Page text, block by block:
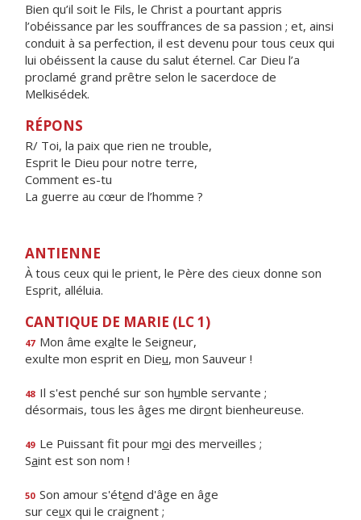
Bien qu’il soit le Fils, le Christ a pourtant appris
l’obéissance par les souffrances de sa passion ; et, ainsi
conduit à sa perfection, il est devenu pour tous ceux qui
lui obéissent la cause du salut éternel. Car Dieu l’a
proclamé grand prêtre selon le sacerdoce de
Melkisédek.
RÉPONS
R/ Toi, la paix que rien ne trouble,
Esprit le Dieu pour notre terre,
Comment es-tu
La guerre au cœur de l’homme ?
ANTIENNE
À tous ceux qui le prient, le Père des cieux donne son
Esprit, alléluia.
CANTIQUE DE MARIE (LC 1)
47 Mon âme exalte le Seigneur,
exulte mon esprit en Dieu, mon Sauveur !
48 Il s'est penché sur son humble servante ;
désormais, tous les âges me diront bienheureuse.
49 Le Puissant fit pour moi des merveilles ;
Saint est son nom !
50 Son amour s'étend d'âge en âge
sur ceux qui le craignent ;